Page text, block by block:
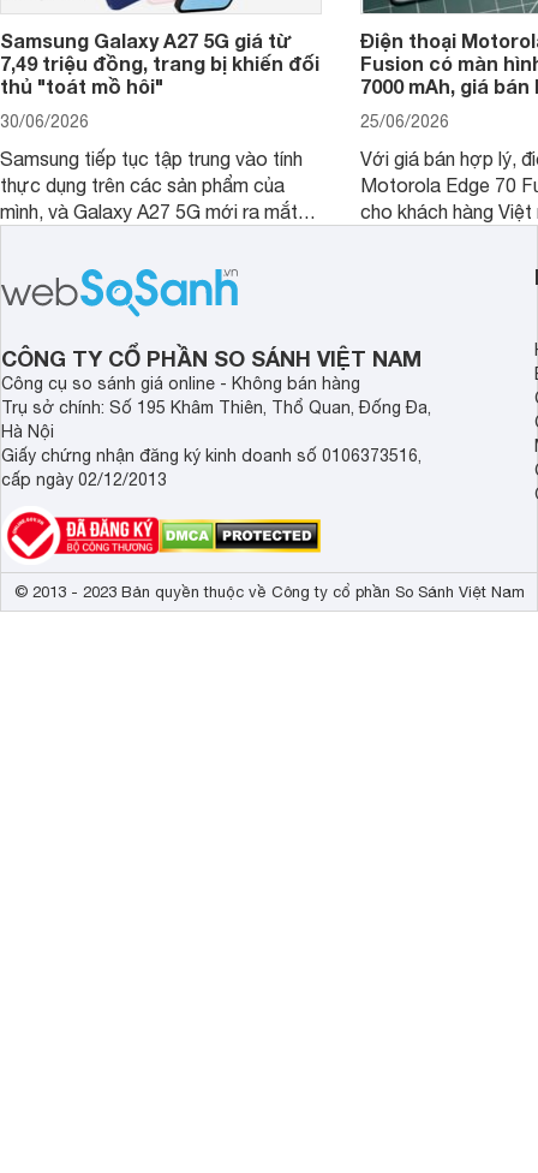
Samsung Galaxy A27 5G giá từ
7,49 triệu đồng, trang bị khiến đối
thủ "toát mồ hôi"
30/06/2026
Samsung tiếp tục tập trung vào tính
thực dụng trên các sản phẩm của
mình, và Galaxy A27 5G mới ra mắt
tới cho người dùng một thiết bị chất
lượng với nhiều trang bị ấn tượng và
độ bền bỉ cho nhu cầu sử dụng lâu
dài.
Điện thoại
Fusion có màn
7000 mAh, giá
25/06/2026
Với giá bán hợp lý,
Motorola Edge 70
cho khách hàng Việt
trang bị hiện đại
CÔNG TY CỔ PHẦN SO SÁNH VIỆT NAM
Công cụ so sánh giá online - Không bán hàng
Trụ sở chính: Số 195 Khâm Thiên, Thổ Quan, Đống Đa,
Hà Nội
Giấy chứng nhận đăng ký kinh doanh số 0106373516,
cấp ngày 02/12/2013
© 2013 - 2023 Bản quyền thuộc về Công ty cổ phần So Sánh Việt Nam